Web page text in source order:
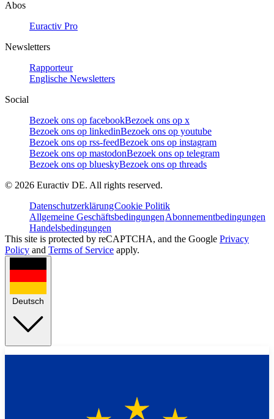
Abos
Euractiv Pro
Newsletters
Rapporteur
Englische Newsletters
Social
Bezoek ons op facebookBezoek ons op x
Bezoek ons op linkedinBezoek ons op youtube
Bezoek ons op rss-feedBezoek ons op instagram
Bezoek ons op mastodonBezoek ons op telegram
Bezoek ons op blueskyBezoek ons op threads
© 2026 Euractiv DE. All rights reserved.
DatenschutzerklärungCookie Politik
Allgemeine GeschäftsbedingungenAbonnementbedingungen
Handelsbedingungen
This site is protected by reCAPTCHA, and the Google Privacy
Policy and Terms of Service apply.
Deutsch